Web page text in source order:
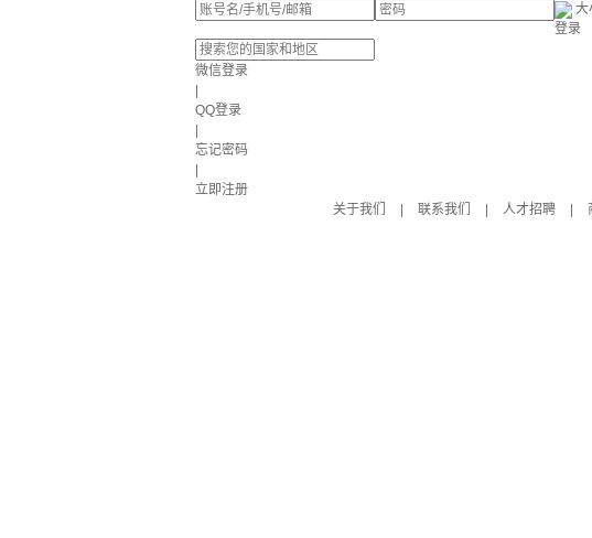
大
登录
微信登录
QQ登录
忘记密码
立即注册
关于我们
联系我们 人才招聘